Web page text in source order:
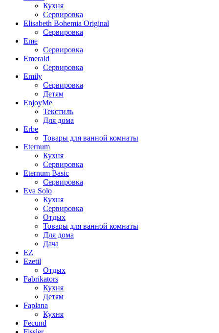
Кухня
Сервировка
Elisabeth Bohemia Original
Сервировка
Eme
Сервировка
Emerald
Сервировка
Emily
Сервировка
Детям
EnjoyMe
Текстиль
Для дома
Erbe
Товары для ванной комнаты
Eternum
Кухня
Сервировка
Eternum Basic
Сервировка
Eva Solo
Кухня
Сервировка
Отдых
Товары для ванной комнаты
Для дома
Дача
EZ
Ezetil
Отдых
Fabrikators
Кухня
Детям
Faplana
Кухня
Fecund